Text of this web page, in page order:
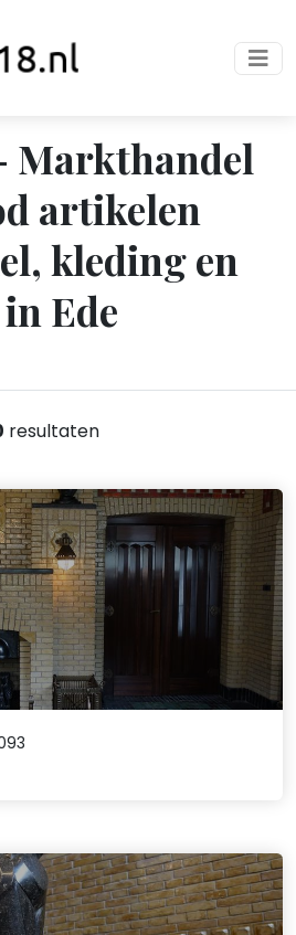
Markthandel
artikelen
kleding en
Ede
resultaten